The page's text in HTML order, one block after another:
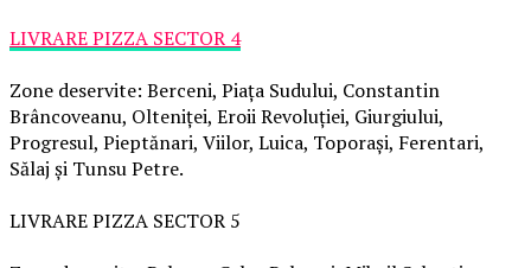
LIVRARE PIZZA SECTOR 4
Zone deservite: Berceni, Piața Sudului, Constantin
Brâncoveanu, Olteniței, Eroii Revoluției, Giurgiului,
Progresul, Pieptănari, Viilor, Luica, Toporași, Ferentari,
Sălaj și Tunsu Petre.
LIVRARE PIZZA SECTOR 5